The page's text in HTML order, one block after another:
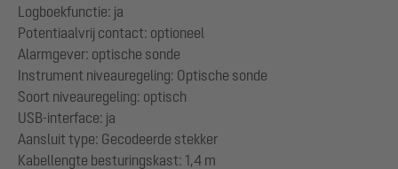
Logboekfunctie: ja
Potentiaalvrij contact: optioneel
Alarmgever: optische sonde
Instrument niveauregeling: Optische sonde
Soort niveauregeling: optisch
USB-interface: ja
Aansluit type: Gecodeerde stekker
Kabellengte besturingskast: 1,4 m